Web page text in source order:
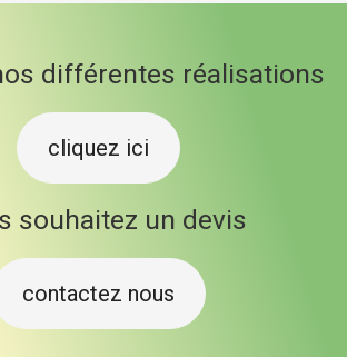
différentes réalisations
cliquez ici
souhaitez un devis
contactez nous